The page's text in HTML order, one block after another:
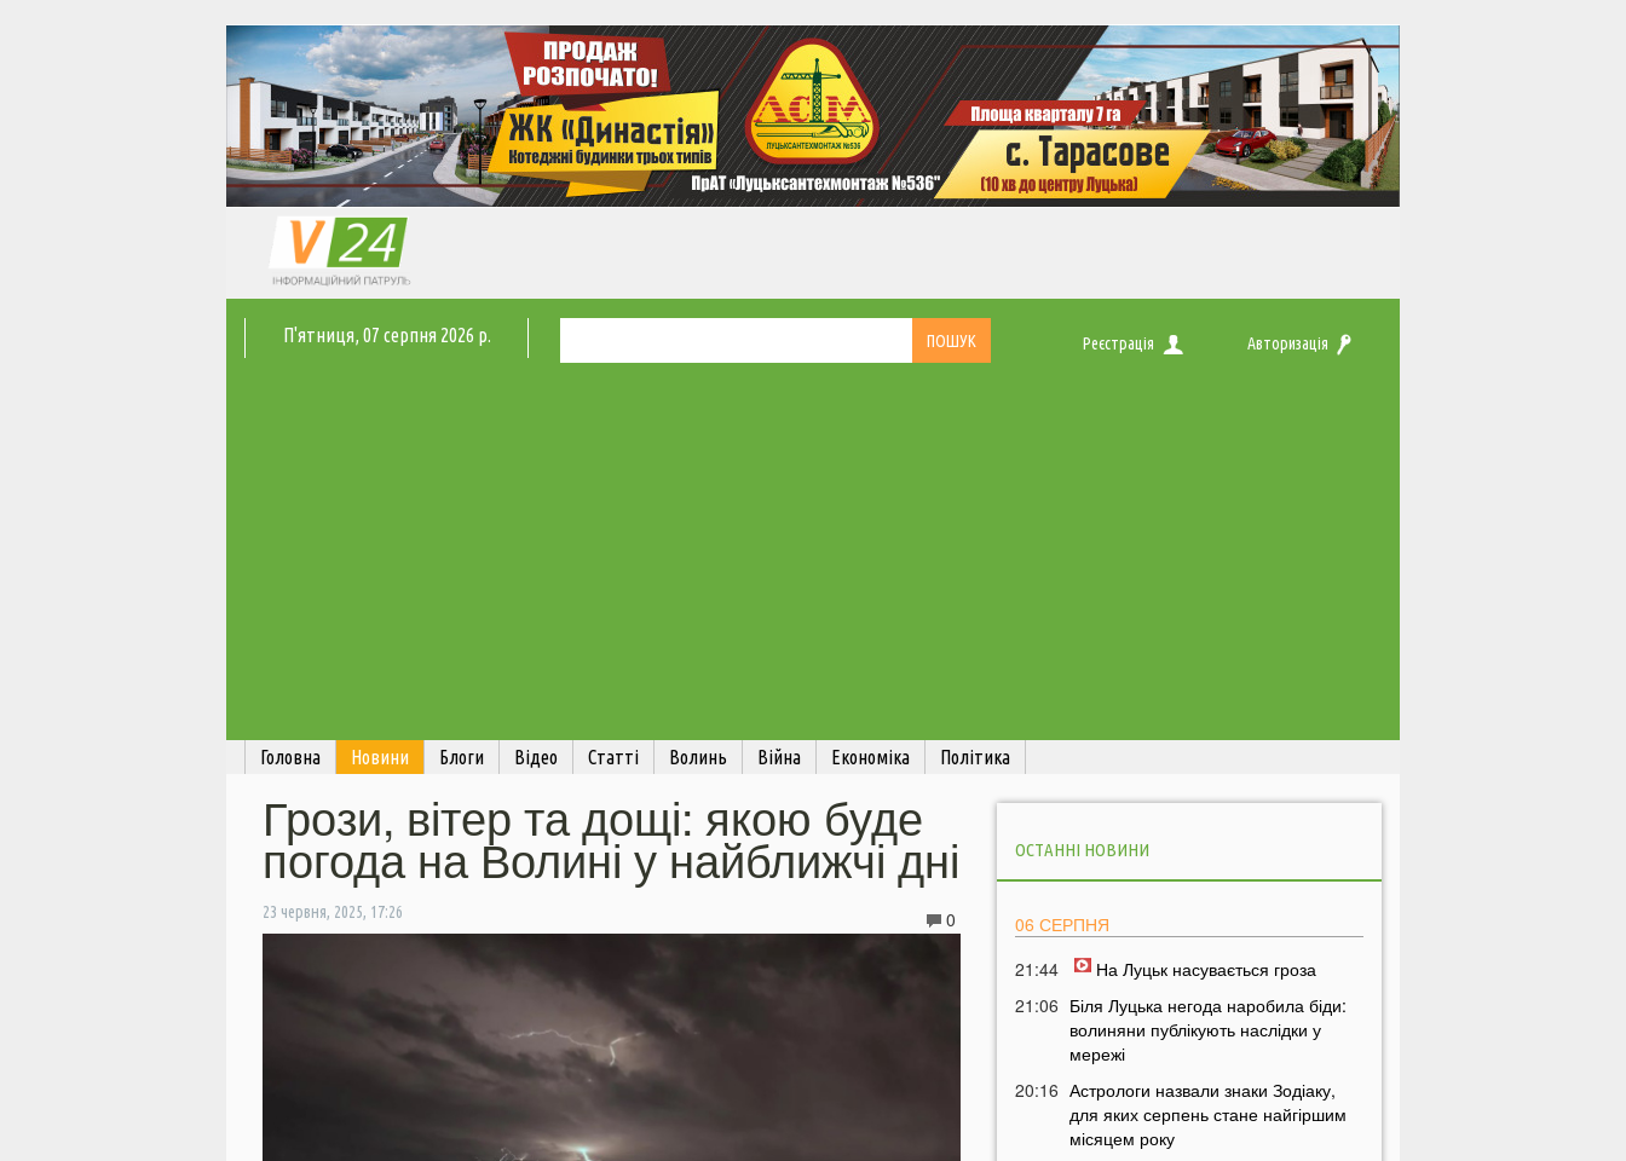
П'ятниця, 07 серпня 2026 р. Реєстрація Авторизація
Головна Новини Блоги Відео Статті Волинь Війна Економіка Політика
Грози, вітер та дощі: якою буде
погода на Волині у найближчі дні
23 червня, 2025, 17:26 0
ОСТАННІ НОВИНИ
06 СЕРПНЯ
21:44
На Луцьк насувається гроза
21:06 Біля Луцька негода наробила біди:
волиняни публікують наслідки у
мережі
20:16 Астрологи назвали знаки Зодіаку,
для яких серпень стане найгіршим
місяцем року